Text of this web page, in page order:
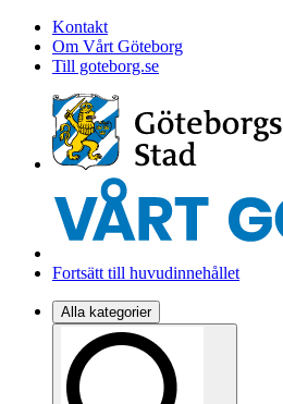
Kontakt
Om Vårt Göteborg
Till goteborg.se
Fortsätt till huvudinnehållet
Alla kategorier